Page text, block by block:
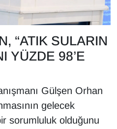
“ATIK SULARIN
YÜZDE 98’E
Gülşen Orhan
gelecek
sorumluluk olduğunu